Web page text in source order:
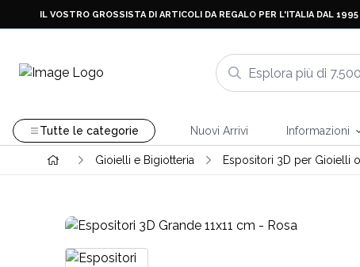
IL VOSTRO GROSSISTA DI ARTICOLI DA REGALO PER L'ITALIA DAL 1995
Tutte le categorie Nuovi Arrivi Informazioni
Gioielli e Bigiotteria Espositori 3D per Gioielli